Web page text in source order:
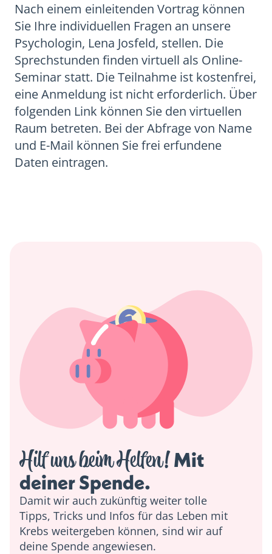
Nach einem einleitenden Vortrag können
Sie Ihre individuellen Fragen an unsere
Psychologin, Lena Josfeld, stellen. Die
Sprechstunden finden virtuell als Online-
Seminar statt. Die Teilnahme ist kostenfrei,
eine Anmeldung ist nicht erforderlich. Über
folgenden Link können Sie den virtuellen
Raum betreten. Bei der Abfrage von Name
und E-Mail können Sie frei erfundene
Daten eintragen.
Hilf uns beim Helfen! Mit
deiner Spende.
Damit wir auch zukünftig weiter tolle
Tipps, Tricks und Infos für das Leben mit
Krebs weitergeben können, sind wir auf
deine Spende angewiesen.